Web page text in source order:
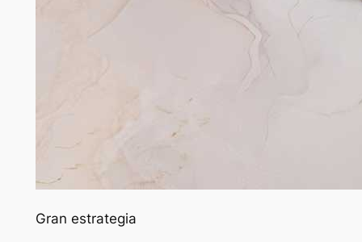
Gran estrategia